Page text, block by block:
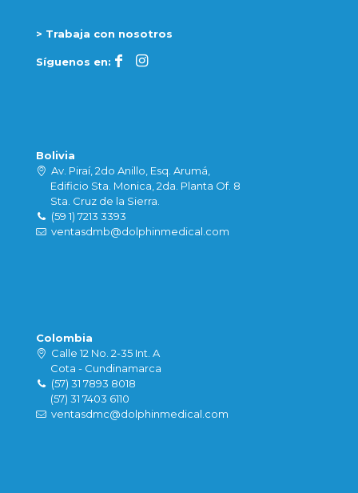
> Trabaja con nosotros
Síguenos en:
Bolivia
Av. Piraí, 2do Anillo, Esq. Arumá,
Edificio Sta. Monica, 2da. Planta Of. 8
Sta. Cruz de la Sierra.
(59 1) 7213 3393
ventasdmb@dolphinmedical.com
Colombia
Calle 12 No. 2-35 Int. A
Cota - Cundinamarca
(57) 31 7893 8018
(57) 31 7403 6110
ventasdmc@dolphinmedical.com